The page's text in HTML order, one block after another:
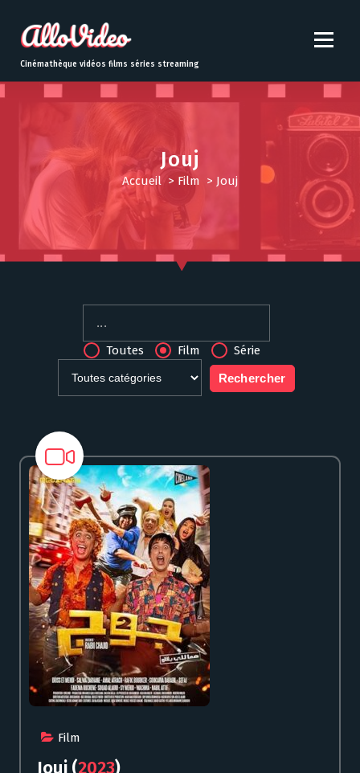
t
o
Cinémathèque vidéos films séries streaming
Jouj
Accueil> Film > Jouj
Toutes Film Série
Film
Jouj (2023)